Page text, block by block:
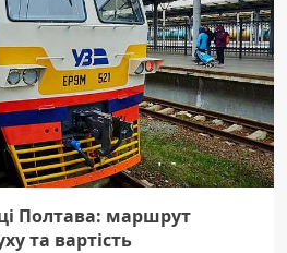
Полтава: маршрут
та вартість